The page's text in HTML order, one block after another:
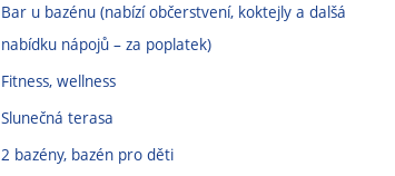
Bar u bazénu (nabízí občerstvení, koktejly a dalšá
nabídku nápojů – za poplatek)
Fitness, wellness
Slunečná terasa
2 bazény, bazén pro děti